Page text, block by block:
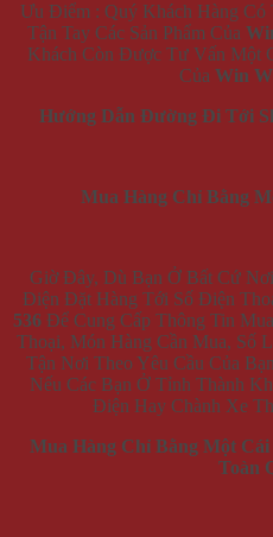
Ưu Điểm : Quý Khách Hàng
Tận Tay Các Sản Phẩm Của
Khách Còn Được Tư Vấn Một
Của Win
Hướng Dẫn Đường Đi Tới
Mua Hàng Chỉ Bằng
Giờ Đây, Dù Bạn Ở Bất Cứ
Điện Đặt Hàng Tới Số Điện
536 Để Cung Cấp Thông Tin
Thoại, Món Hàng Cần Mua, Số
Tận Nơi Theo Yêu Cầu Của
Nếu Các Bạn Ở Tỉnh Thành
Điện Hay Chành Xe
Mua Hàng Chỉ Bằng Một
Toàn